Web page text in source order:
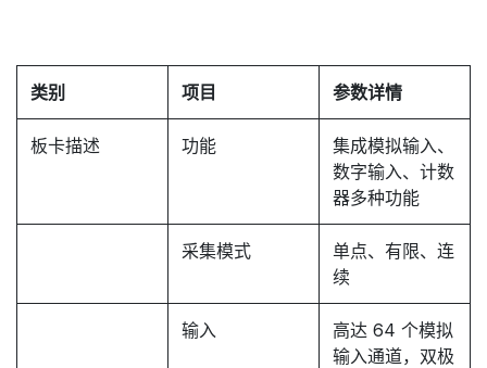
类别 项目 参数详情
板卡描述 功能
集成模拟输入、
数字输入、计数
器多种功能
采集模式
单点、有限、连
续
输入
高达 64 个模拟
输入通道，双极